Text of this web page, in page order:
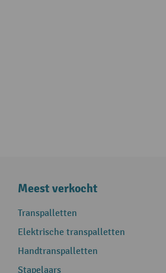
Meest verkocht
Transpalletten
Elektrische transpalletten
Handtranspalletten
Stapelaars